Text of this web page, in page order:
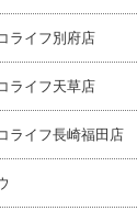
ライフ別府店
ライフ天草店
ライフ長崎福田店